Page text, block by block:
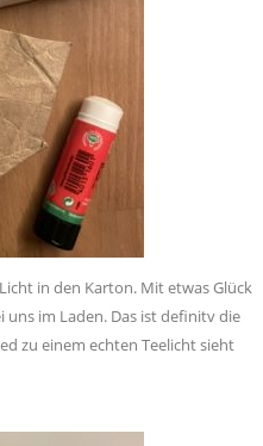
in den Karton. Mit etwas Glück
uns im Laden. Das ist definitv die
zu einem echten Teelicht sieht